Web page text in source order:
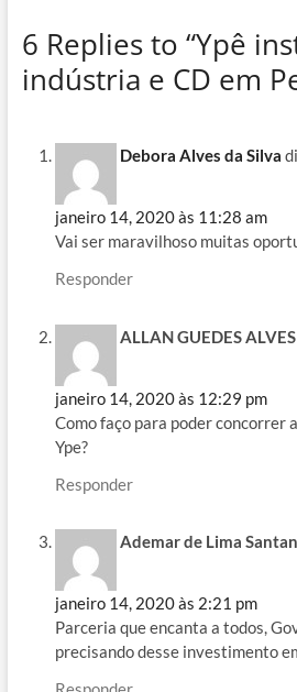
6 Replies to “Ypê
indústria e CD em
Debora Alves da Silva
janeiro 14, 2020 às 11:28 am
Vai ser maravilhoso muitas
Responder
ALLAN GUEDES
janeiro 14, 2020 às 12:29 pm
Como faço para poder concorrer
Ype?
Responder
Ademar de Lima
janeiro 14, 2020 às 2:21 pm
Parceria que encanta a todos,
precisando desse investimento